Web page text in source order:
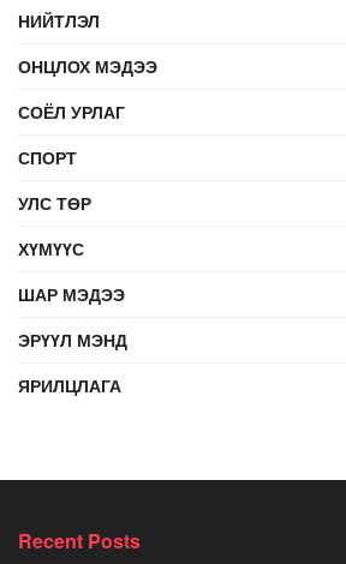
НИЙТЛЭЛ
ОНЦЛОХ МЭДЭЭ
СОЁЛ УРЛАГ
СПОРТ
УЛС ТӨР
ХҮМҮҮС
ШАР МЭДЭЭ
ЭРҮҮЛ МЭНД
ЯРИЛЦЛАГА
Recent Posts